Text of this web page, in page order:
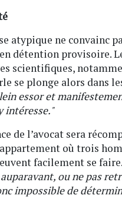
atypique ne convainc
détention provisoire.
scientifiques,
se plonge alors dans
essor et
intéresse."
de l’avocat sera
où trois
facilement se faire.
ou ne pas
impossible de